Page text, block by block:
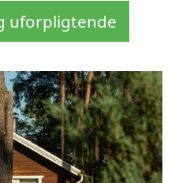
uforpligtende